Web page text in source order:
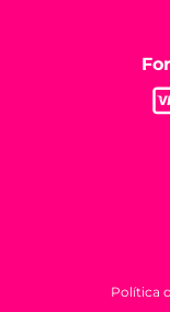
Política